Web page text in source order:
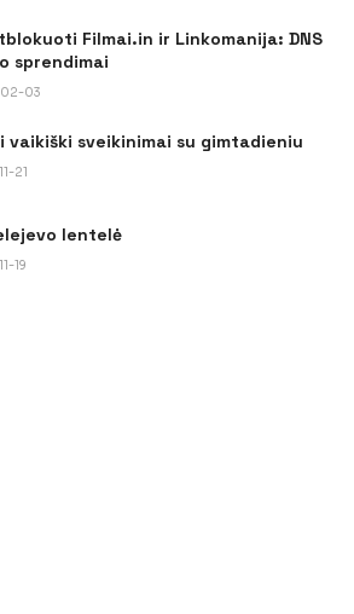
Filmai.in ir Linkomanija: DNS
sprendimai
03
vaikiški sveikinimai su gimtadieniu
21
lentelė
19